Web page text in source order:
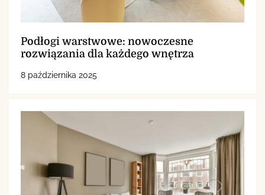
Podłogi warstwowe: nowoczesne
rozwiązania dla każdego wnętrza
8 października 2025